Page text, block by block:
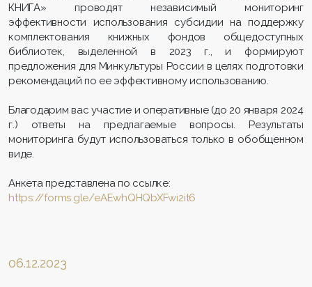
КНИГА» проводят независимый мониторинг
эффективности использования субсидии на поддержку
комплектования книжных фондов общедоступных
библиотек, выделенной в 2023 г., и формируют
предложения для Минкультуры России в целях подготовки
рекомендаций по ее эффективному использованию.
Благодарим вас участие и оперативные (до 20 января 2024
г.) ответы на предлагаемые вопросы. Результаты
мониторинга будут использоваться только в обобщенном
виде.
Анкета представлена по ссылке:
https://forms.gle/eAEwhQHQbXFwi2it6
06.12.2023